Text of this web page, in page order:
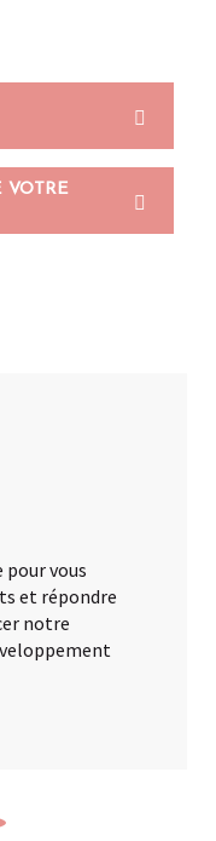
VOTRE
pour vous
et répondre
notre